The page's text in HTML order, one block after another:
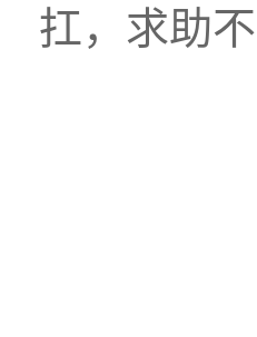
扛，求助不